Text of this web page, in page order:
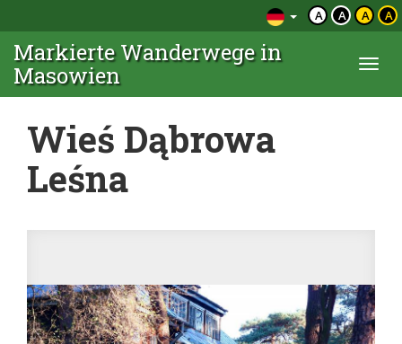
A A A A
Markierte Wanderwege in
Masowien
Wieś Dąbrowa
Leśna